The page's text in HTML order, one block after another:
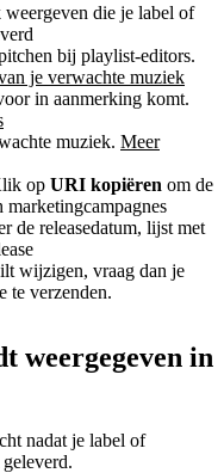
die je label of
bij playlist-editors.
je verwachte muziek
in aanmerking komt.
muziek. Meer
op URI kopiëren om de
de releasedatum, lijst met
wijzigen, vraag dan je
te verzenden.
weergegeven in
nadat je label of